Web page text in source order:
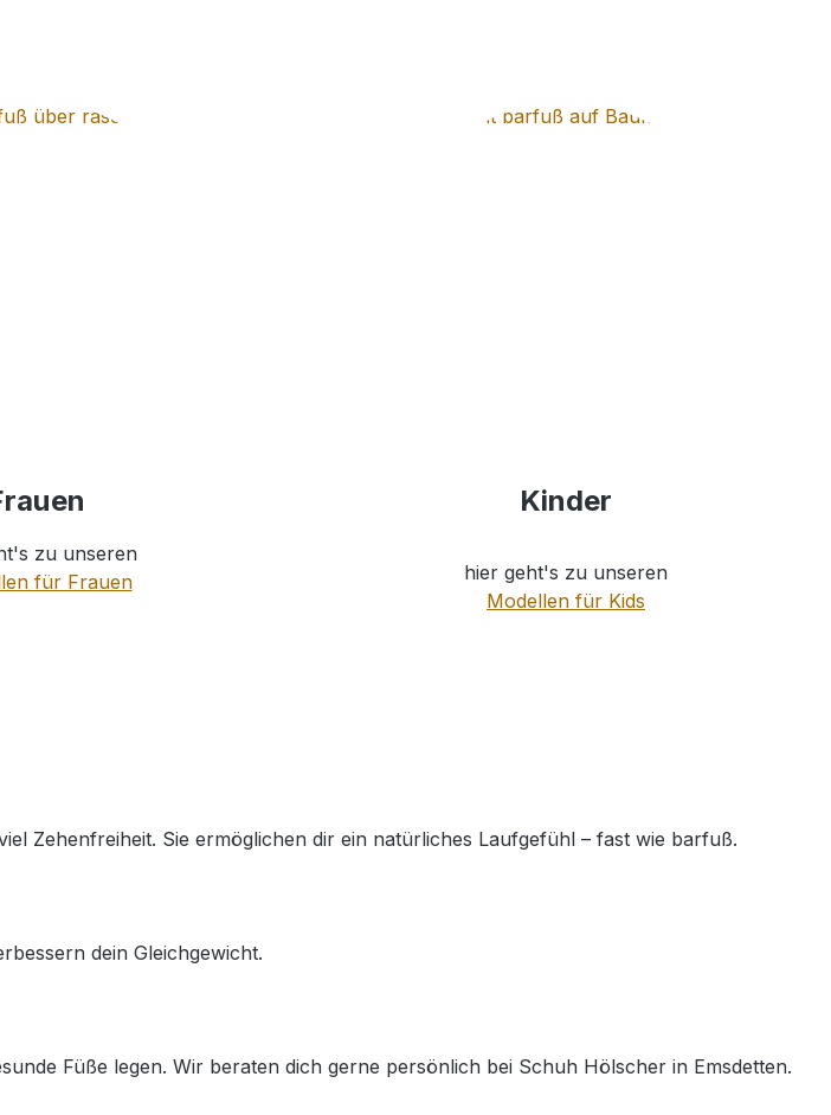
zu unseren
für Frauen
Kinder
hier geht's zu unseren
Modellen für Kids
Zehenfreiheit. Sie ermöglichen dir ein natürliches Laufgefühl – fast wie barfuß.
dein Gleichgewicht.
Füße legen. Wir beraten dich gerne persönlich bei Schuh Hölscher in Emsdetten.